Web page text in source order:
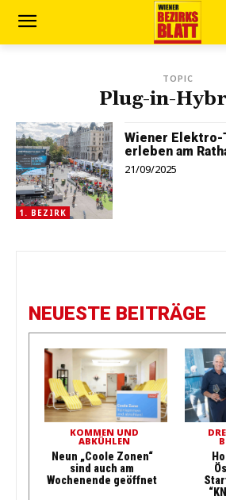
TOPIC
Plug-in-
1. BEZIRK
Wiener
erleben am
21/09/2025
NEUESTE BEITRÄGE
KOMMEN UND
ABKÜHLEN
Neun „Coole Zonen“
sind auch am
Wochenende geöffnet